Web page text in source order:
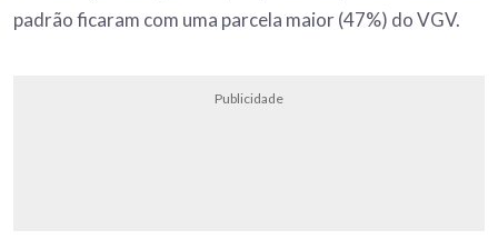
padrão ficaram com uma parcela maior (47%) do VGV.
Publicidade